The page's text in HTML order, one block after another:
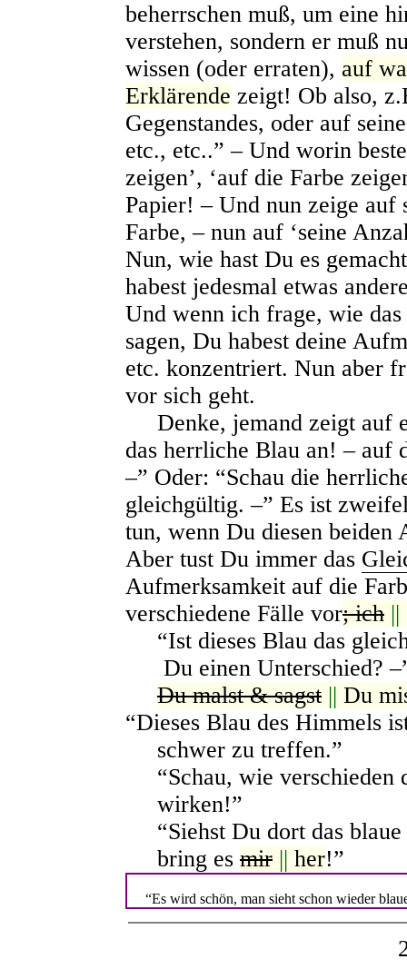
beherrschen muß, um eine
verstehen, sondern er muß
wissen (oder erraten), auf
Erklärende zeigt! Ob also,
Gegenstandes, oder auf
etc., etc..” – Und worin
zeigen’, ‘auf die Farbe
Papier! – Und nun zeige auf
Farbe, – nun auf ‘seine
Nun, wie hast Du es
habest jedesmal etwas
Und wenn ich frage, wie
sagen, Du habest deine
etc. konzentriert. Nun aber
vor sich geht.
Denke, jemand zeigt auf
das herrliche Blau an! – auf
–” Oder: “Schau die
gleichgültig. –” Es ist
tun, wenn Du diesen beiden
Aber tust Du immer das
Aufmerksamkeit auf die
verschiedene Fälle vor; ich ||
“Ist dieses Blau das g
Du einen Unterschied?
Du malst & sagst || Du
“Dieses Blau des Himmels
schwer zu treffen.”
“Schau, wie verschieden
wirken!”
“Siehst Du dort das blaue
bring es mir || her!”
“Es wird schön, man sieht schon wieder